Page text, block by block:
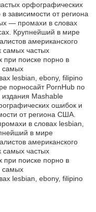
орфографических
зависимости от региона
— промахи в словах
Крупнейший в мире
американского
самых частых
при поиске порно в
самых
lesbian, ebony, filipino
порносайт PornHub по
издания Mashable
ошибок и
от региона США.
в словах lesbian,
в мире
американского
самых частых
при поиске порно в
самых
lesbian, ebony, filipino